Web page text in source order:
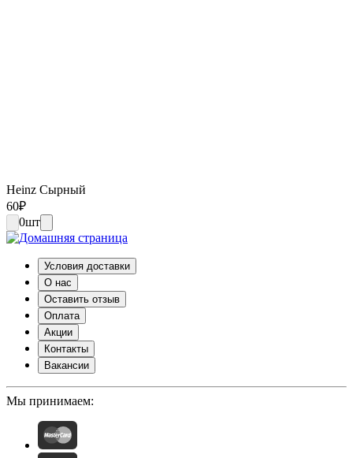
Heinz Сырный
60₽
0шт
Условия доставки
О нас
Оставить отзыв
Оплата
Акции
Контакты
Вакансии
Мы принимаем: